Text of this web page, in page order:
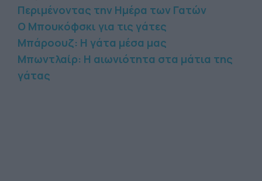
Περιμένοντας την Ημέρα των Γατών
Ο Μπουκόφσκι για τις γάτες
Μπάροουζ: Η γάτα μέσα μας
Μπωντλαίρ: Η αιωνιότητα στα μάτια της
γάτας